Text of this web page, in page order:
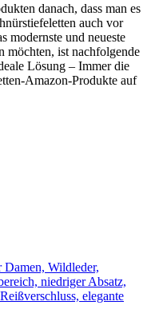
danach, dass man es
auch vor
modernste und neueste
möchten, ist nachfolgende
Lösung – Immer die
Amazon-Produkte auf
Wildleder,
niedriger Absatz,
elegante